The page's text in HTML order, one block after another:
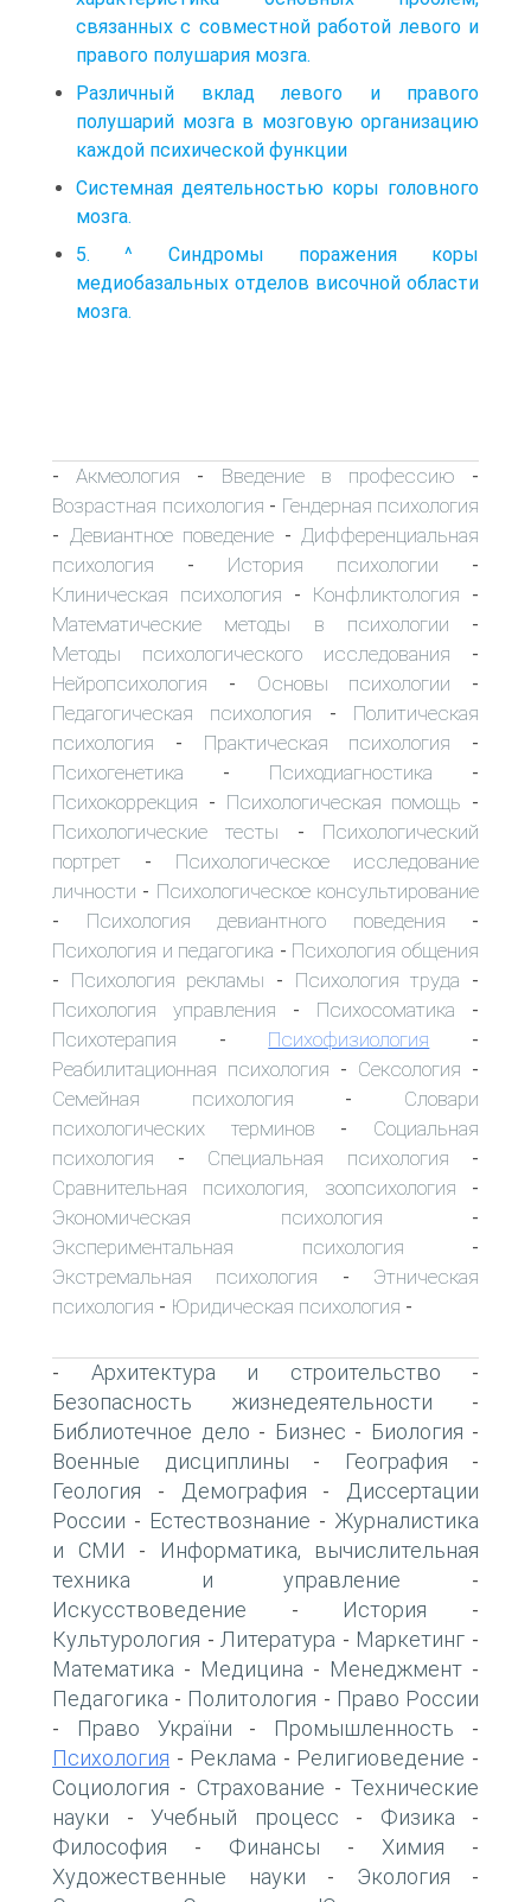
связанных с совместной работой левого и
правого полушария мозга.
Различный вклад левого и правого
полушарий мозга в мозговую организацию
каждой психической функции
Системная деятельностью коры головного
мозга.
5. ^ Синдромы поражения коры
медиобазальных отделов височной области
мозга.
-Акмеология - Введение в профессию -
Возрастная психология - Гендерная психология
- Девиантное поведение - Дифференциальная
психология - История психологии -
Клиническая психология - Конфликтология -
Математические методы в психологии -
Методы психологического исследования -
Нейропсихология - Основы психологии -
Педагогическая психология - Политическая
психология - Практическая психология -
Психогенетика - Психодиагностика -
Психокоррекция - Психологическая помощь -
Психологические тесты - Психологический
портрет - Психологическое исследование
личности - Психологическое консультирование
- Психология девиантного поведения -
Психология и педагогика - Психология общения
- Психология рекламы - Психология труда -
Психология управления - Психосоматика -
Психотерапия - Психофизиология -
Реабилитационная психология - Сексология -
Семейная психология - Словари
психологических терминов - Социальная
психология - Специальная психология -
Сравнительная психология, зоопсихология -
Экономическая психология -
Экспериментальная психология -
Экстремальная психология - Этническая
психология - Юридическая психология -
- Архитектура и строительство -
Безопасность жизнедеятельности -
Библиотечное дело - Бизнес - Биология -
Военные дисциплины - География -
Геология - Демография -
Диссертации
России - Естествознание - Журналистика
и СМИ -
Информатика, вычислительная
техника и управление -
Искусствоведение - История -
Культурология - Литература - Маркетинг -
Математика - Медицина - Менеджмент -
Педагогика - Политология - Право России
- Право України - Промышленность -
Психология - Реклама - Религиоведение -
Социология - Страхование - Технические
науки - Учебный процесс - Физика -
Философия - Финансы - Химия -
Художественные науки - Экология -